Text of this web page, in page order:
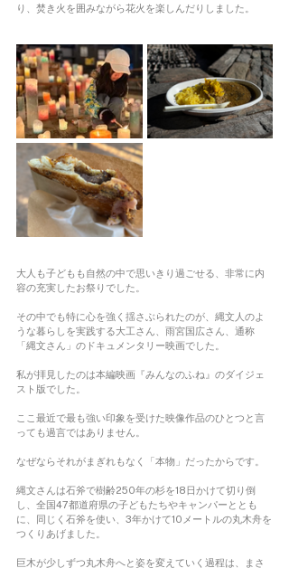
り、焚き火を囲みながら花火を楽しんだりしました。
大人も子どもも自然の中で思いきり過ごせる、非常に内
容の充実したお祭りでした。
その中でも特に心を強く揺さぶられたのが、縄文人のよ
うな暮らしを実践する大工さん、雨宮国広さん、通称
「縄文さん」のドキュメンタリー映画でした。
私が拝見したのは本編映画『みんなのふね』のダイジェ
スト版でした。
ここ最近で最も強い印象を受けた映像作品のひとつと言
っても過言ではありません。
なぜならそれがまぎれもなく「本物」だったからです。
縄文さんは石斧で樹齢250年の杉を18日かけて切り倒
し、全国47都道府県の子どもたちやキャンパーととも
に、同じく石斧を使い、3年かけて10メートルの丸木舟を
つくりあげました。
巨木が少しずつ丸木舟へと姿を変えていく過程は、まさ